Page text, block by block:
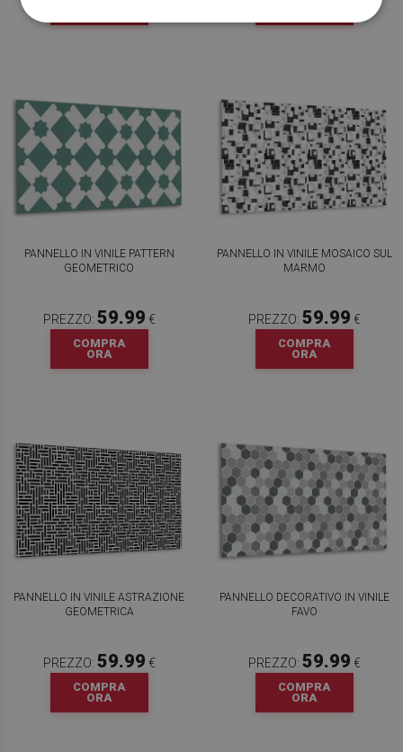
PANNELLO IN VINILE PATTERN
GEOMETRICO
PREZZO: 59.99 €
COMPRA
ORA
PANNELLO IN VINILE MOSAICO SUL
MARMO
PREZZO: 59.99 €
COMPRA
ORA
PANNELLO IN VINILE ASTRAZIONE
GEOMETRICA
PREZZO: 59.99 €
COMPRA
ORA
PANNELLO DECORATIVO IN VINILE
FAVO
PREZZO: 59.99 €
COMPRA
ORA